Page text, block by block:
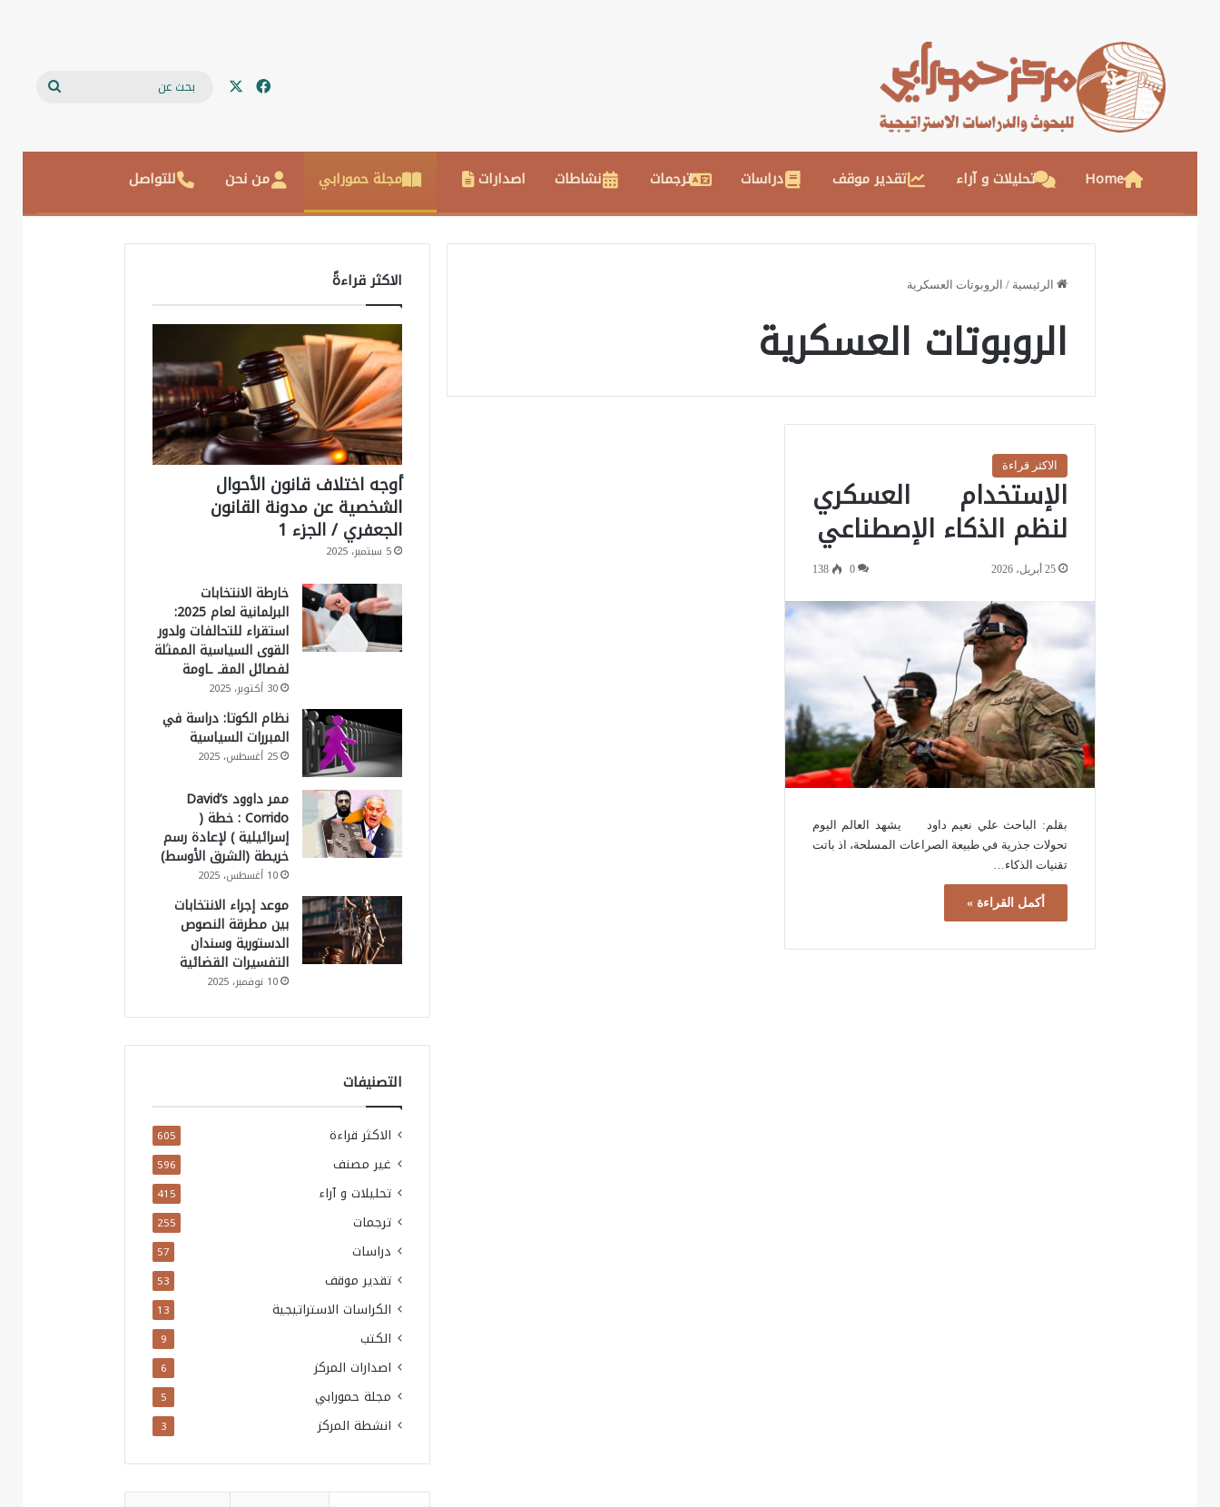
فيسبوك
Home تحليلات و آراء تقدير موقف دراسات ترجمات نشاطات اصدارات مجلة حمورابي من نحن للتواصل
الرئيسية / الروبوتات العسكرية
الروبوتات العسكرية
الاكثر قراءة
الإستخدام العسكري
لنظم الذكاء الإصطناعي
25 أبريل، 2026 0
138
بقلم: الباحث علي نعيم داود يشهد العالم اليوم
تحولات جذرية في طبيعة الصراعات المسلحة، اذ باتت
تقنيات الذكاء…
أكمل القراءة »
الاكثر قراءةً
أوجه اختلاف قانون الأحوال
الشخصية عن مدونة القانون
الجعفري / الجزء 1
5 سبتمبر، 2025
خارطة الانتخابات
البرلمانية لعام 2025:
استقراء للتحالفات ولدور
القوى السياسية الممثلة
لفصائل المقـ ـاومة
30 أكتوبر، 2025
نظام الكوتا: دراسة في
المبررات السياسية
25 أغسطس، 2025
ممر داوود David’s
Corrido : خطة (
إسرائيلية ) لإعادة رسم
خريطة (الشرق الأوسط)
10 أغسطس، 2025
موعد إجراء الانتخابات
بين مطرقة النصوص
الدستورية وسندان
التفسيرات القضائية
10 نوفمبر، 2025
التصنيفات
الاكثر قراءة 605
غير مصنف 596
تحليلات و آراء 415
ترجمات 255
دراسات 57
تقدير موقف 53
الكراسات الاستراتيجية 13
الكتب 9
اصدارات المركز 6
مجلة حمورابي 5
انشطة المركز 3